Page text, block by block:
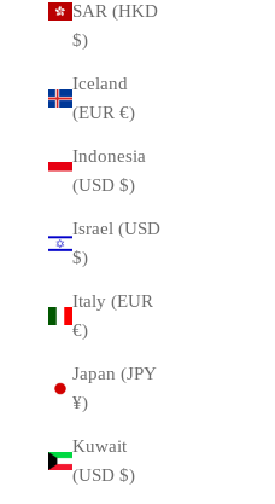
SAR (HKD
$)
Iceland
(EUR €)
Indonesia
(USD $)
Israel (USD
$)
Italy (EUR
€)
Japan (JPY
¥)
Kuwait
(USD $)